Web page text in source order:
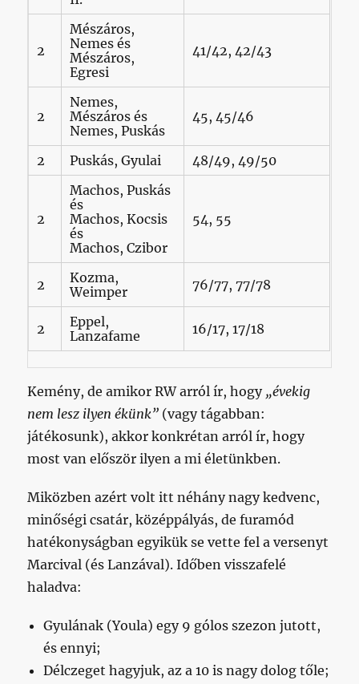
2
Mészáros,
Nemes és
Mészáros,
Egresi
41/42, 42/43
2
Nemes,
Mészáros és
Nemes, Puskás
45, 45/46
2 Puskás, Gyulai 48/49, 49/50
2
Machos, Puskás
és
Machos, Kocsis
és
Machos, Czibor
54, 55
2
Kozma,
Weimper
76/77, 77/78
2
Eppel,
Lanzafame
16/17, 17/18
Kemény, de amikor RW arról ír, hogy „évekig
nem lesz ilyen ékünk” (vagy tágabban:
játékosunk), akkor konkrétan arról ír, hogy
most van először ilyen a mi életünkben.
Miközben azért volt itt néhány nagy kedvenc,
minőségi csatár, középpályás, de furamód
hatékonyságban egyikük se vette fel a versenyt
Marcival (és Lanzával). Időben visszafelé
haladva:
Gyulának (Youla) egy 9 gólos szezon jutott,
és ennyi;
Délczeget hagyjuk, az a 10 is nagy dolog tőle;